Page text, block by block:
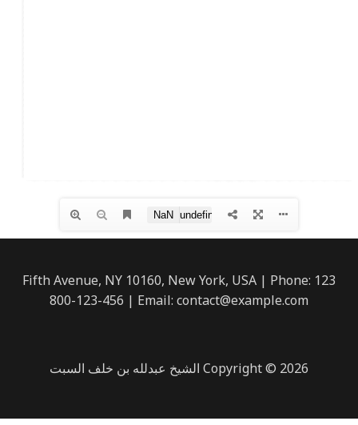
123 Fifth Avenue, NY 10160, New York, USA | Phone:
800-123-456 | Email: contact@example.com
Copyright © 2026 الشيخ عبدلله بن خلف السبت